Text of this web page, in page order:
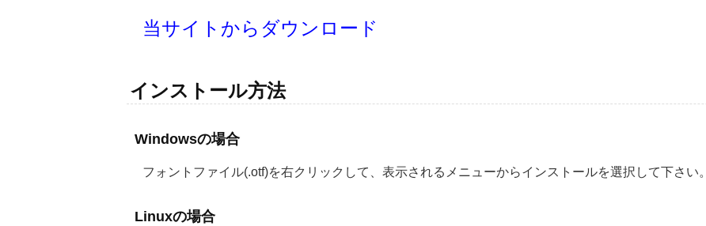
当サイトからダウンロード
インストール方法
Windowsの場合
フォントファイル(.otf)を右クリックして、表示されるメニューからインストールを選択して下さい。
Linuxの場合